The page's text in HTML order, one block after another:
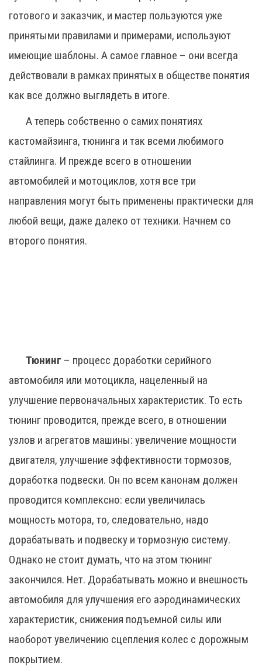
готового и заказчик, и мастер пользуются уже
принятыми правилами и примерами, используют
имеющие шаблоны. А самое главное – они всегда
действовали в рамках принятых в обществе понятия
как все должно выглядеть в итоге.
А теперь собственно о самих понятиях
кастомайзинга, тюнинга и так всеми любимого
стайлинга. И прежде всего в отношении
автомобилей и мотоциклов, хотя все три
направления могут быть применены практически для
любой вещи, даже далеко от техники. Начнем со
второго понятия.
Тюнинг – процесс доработки серийного
автомобиля или мотоцикла, нацеленный на
улучшение первоначальных характеристик. То есть
тюнинг проводится, прежде всего, в отношении
узлов и агрегатов машины: увеличение мощности
двигателя, улучшение эффективности тормозов,
доработка подвески. Он по всем канонам должен
проводится комплексно: если увеличилась
мощность мотора, то, следовательно, надо
дорабатывать и подвеску и тормозную систему.
Однако не стоит думать, что на этом тюнинг
закончился. Нет. Дорабатывать можно и внешность
автомобиля для улучшения его аэродинамических
характеристик, снижения подъемной силы или
наоборот увеличению сцепления колес с дорожным
покрытием.